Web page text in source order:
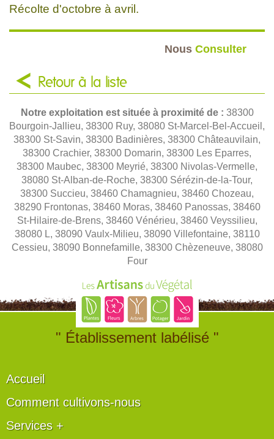
Récolte d'octobre à avril.
Nous Consulter
Retour à la liste
Notre exploitation est située à proximité de : 38300
Bourgoin-Jallieu, 38300 Ruy, 38080 St-Marcel-Bel-Accueil,
38300 St-Savin, 38300 Badinières, 38300 Châteauvilain,
38300 Crachier, 38300 Domarin, 38300 Les Eparres,
38300 Maubec, 38300 Meyrié, 38300 Nivolas-Vermelle,
38080 St-Alban-de-Roche, 38300 Sérézin-de-la-Tour,
38300 Succieu, 38460 Chamagnieu, 38460 Chozeau,
38290 Frontonas, 38460 Moras, 38460 Panossas, 38460
St-Hilaire-de-Brens, 38460 Vénérieu, 38460 Veyssilieu,
38080 L, 38090 Vaulx-Milieu, 38090 Villefontaine, 38110
Cessieu, 38090 Bonnefamille, 38300 Chèzeneuve, 38080
Four
" Établissement labélisé "
Accueil
Comment cultivons-nous
Services +